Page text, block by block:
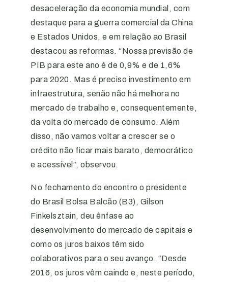
desaceleração da economia mundial, com
destaque para a guerra comercial da China
e Estados Unidos, e em relação ao Brasil
destacou as reformas. “Nossa previsão de
PIB para este ano é de 0,9% e de 1,6%
para 2020. Mas é preciso investimento em
infraestrutura, senão não há melhora no
mercado de trabalho e, consequentemente,
da volta do mercado de consumo. Além
disso, não vamos voltar a crescer se o
crédito não ficar mais barato, democrático
e acessível”, observou.
No fechamento do encontro o presidente
do Brasil Bolsa Balcão (B3), Gilson
Finkelsztain, deu ênfase ao
desenvolvimento do mercado de capitais e
como os juros baixos têm sido
colaborativos para o seu avanço. “Desde
2016, os juros vêm caindo e, neste período,